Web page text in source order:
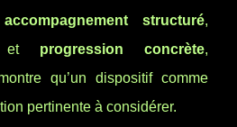
accompagnement structuré,
progression concrète,
qu’un dispositif comme
pertinente à considérer.